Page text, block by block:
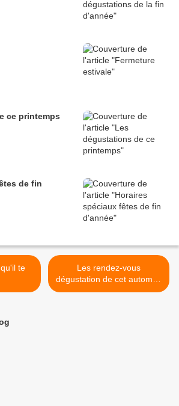
ce printemps
de fin
Les rendez-vous
dégustation de cet automne
2018 >